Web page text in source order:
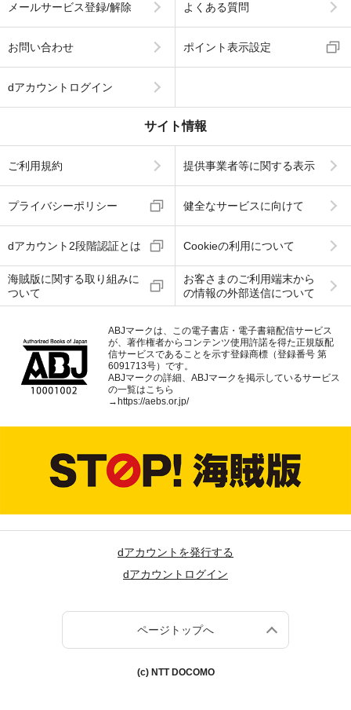
メールサービス登録/解除 よくある質問
お問い合わせ ポイント表示設定
dアカウントログイン
サイト情報
ご利用規約 提供事業者等に関する表示
プライバシーポリシー 健全なサービスに向けて
dアカウント2段階認証とは Cookieの利用について
海賊版に関する取り組みに
ついて
お客さまのご利用端末から
の情報の外部送信について
ABJマークは、この電子書店・電子書籍配信サービス
が、著作権者からコンテンツ使用許諾を得た正規版配
信サービスであることを示す登録商標（登録番号 第
6091713号）です。
ABJマークの詳細、ABJマークを掲示しているサービス
の一覧はこちら
→ https://aebs.or.jp/
dアカウントを発行する
dアカウントログイン
ページトップへ
(c) NTT DOCOMO